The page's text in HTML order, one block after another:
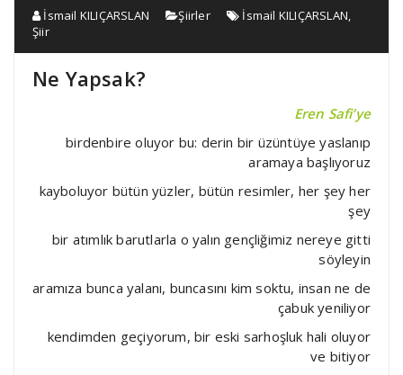
İsmail KILIÇARSLAN Şiirler İsmail KILIÇARSLAN,
Şiir
Ne Yapsak?
Eren Safi’ye
birdenbire oluyor bu: derin bir üzüntüye yaslanıp
aramaya başlıyoruz
kayboluyor bütün yüzler, bütün resimler, her şey her
şey
bir atımlık barutlarla o yalın gençliğimiz nereye gitti
söyleyin
aramıza bunca yalanı, buncasını kim soktu, insan ne de
çabuk yeniliyor
kendimden geçiyorum, bir eski sarhoşluk hali oluyor
ve bitiyor